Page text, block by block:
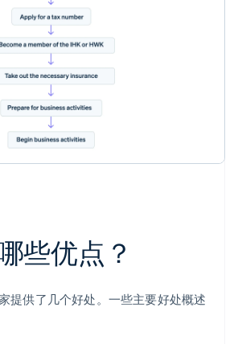
些优点？
提供了几个好处。一些主要好处概述